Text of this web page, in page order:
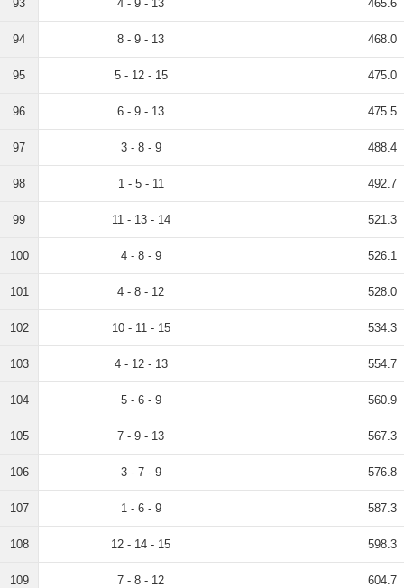
93 4 - 9 - 13 465.6
94 8 - 9 - 13 468.0
95 5 - 12 - 15 475.0
96 6 - 9 - 13 475.5
97 3 - 8 - 9 488.4
98 1 - 5 - 11 492.7
99 11 - 13 - 14 521.3
100 4 - 8 - 9 526.1
101 4 - 8 - 12 528.0
102 10 - 11 - 15 534.3
103 4 - 12 - 13 554.7
104 5 - 6 - 9 560.9
105 7 - 9 - 13 567.3
106 3 - 7 - 9 576.8
107 1 - 6 - 9 587.3
108 12 - 14 - 15 598.3
109 7 - 8 - 12 604.7